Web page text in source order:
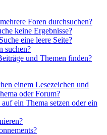
Foren durchsuchen?
keine Ergebnisse?
eine leere Seite?
suchen?
und Themen finden?
einem Lesezeichen und
oder Forum?
ein Thema setzen oder ein